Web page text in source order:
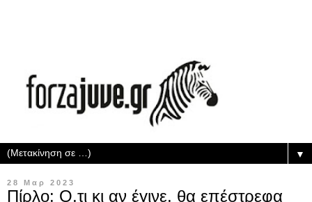
▼
28 Μαρ 2023
Πίρλο: Ο,τι κι αν έγινε, θα επέστρεφα